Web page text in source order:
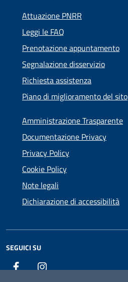
Attuazione PNRR
Leggi le FAQ
Prenotazione appuntamento
Segnalazione disservizio
Richiesta assistenza
Piano di miglioramento del sito
Amministrazione Trasparente
Documentazione Privacy
Privacy Policy
Cookie Policy
Note legali
Dichiarazione di accessibilità
SEGUICI SU
Facebook